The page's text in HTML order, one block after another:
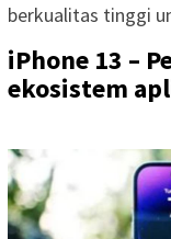
berkualitas tinggi
iPhone 13 –
ekosistem